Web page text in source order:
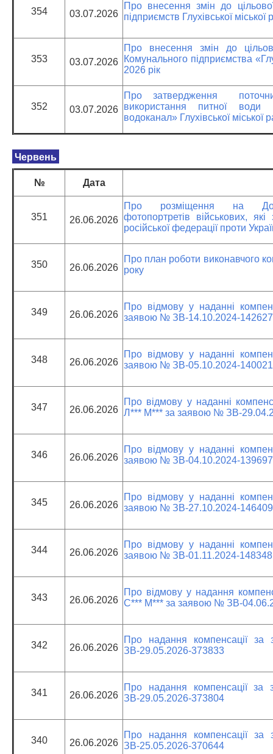
354 03.07.2026
Про внесення змін до
підприємств Глухівської
353 03.07.2026
Про внесення змін до
Комунального підприємства
2026 рік
352 03.07.2026
Про затвердження поточних
використання питної води
водоканал» Глухівської міської
Червень
№ Дата
351 26.06.2026
Про розміщення на
фотопортретів військових,
російської федерації проти
350 26.06.2026
Про план роботи виконавчого
року
349 26.06.2026
Про відмову у наданні
заявою № ЗВ-14.10.2024-142627
348 26.06.2026
Про відмову у наданні
заявою № ЗВ-05.10.2024-140021
347 26.06.2026
Про відмову у наданні
Л*** М*** за заявою № ЗВ-
346 26.06.2026
Про відмову у наданні
заявою № ЗВ-04.10.2024-139697
345 26.06.2026
Про відмову у наданні
заявою № ЗВ-27.10.2024-146409
344 26.06.2026
Про відмову у наданні
заявою № ЗВ-01.11.2024-148348
343 26.06.2026
Про відмову у надання
С*** М*** за заявою № ЗВ-
342 26.06.2026
Про надання компенсації
ЗВ-29.05.2026-373833
341 26.06.2026
Про надання компенсації
ЗВ-29.05.2026-373804
340 26.06.2026
Про надання компенсації
ЗВ-25.05.2026-370644